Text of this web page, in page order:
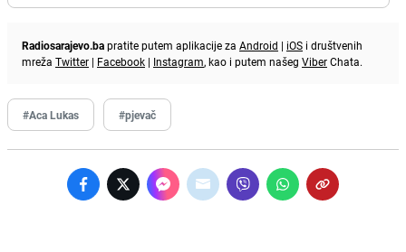
Radiosarajevo.bapratite putem aplikacije za Android | iOS i društvenih
mreža Twitter | Facebook | Instagram, kao i putem našeg ViberChata.
#Aca Lukas #pjevač